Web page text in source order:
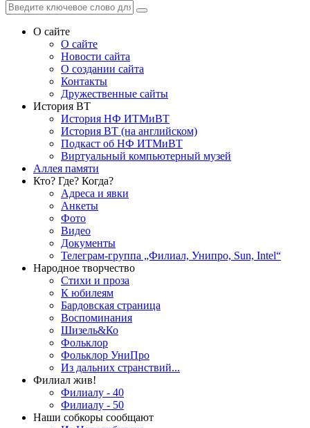
О сайте
О сайте
Новости сайта
О создании сайта
Контакты
Дружественные сайты
История ВТ
История НФ ИТМиВТ
История ВТ (на английском)
Подкаст об НФ ИТМиВТ
Виртуальный компьютерный музей
Аллея памяти
Кто? Где? Когда?
Адреса и явки
Анкеты
Фото
Видео
Документы
Телеграм-группа „Филиал, Унипро, Sun, Intel“
Народное творчество
Стихи и проза
К юбилеям
Бардовская страница
Воспоминания
Шизель&Ко
Фольклор
Фольклор УниПро
Из дальних странствий...
Филиал жив!
Филиалу - 40
Филиалу - 50
Наши собкоры сообщают